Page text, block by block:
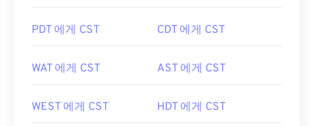
PDT 에게 CST CDT 에게 CST
WAT 에게 CST AST 에게 CST
WEST 에게 CST HDT 에게 CST